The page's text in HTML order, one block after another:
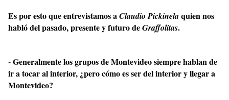
Es por esto que entrevistamos aClaudio Pickinelaquien nos
habló del pasado, presente y futuro deGraffolitas.
- Generalmente los grupos de Montevideo siempre hablan de
ir a tocar al interior, ¿pero cómo es ser del interior y llegar a
Montevideo?